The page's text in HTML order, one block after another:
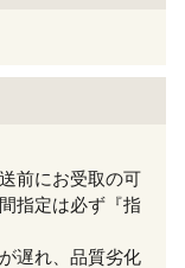
前にお受取の可
指定は必ず『指
遅れ、品質劣化